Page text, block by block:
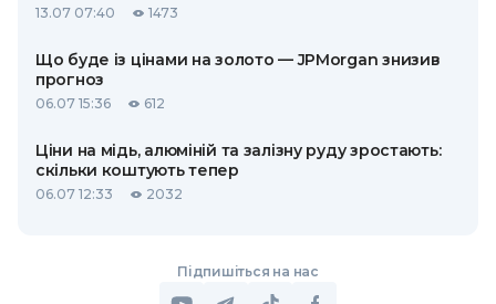
13.07 07:40 1473
Що буде із цінами на золото — JPMorgan знизив
прогноз
06.07 15:36 612
Ціни на мідь, алюміній та залізну руду зростають:
скільки коштують тепер
06.07 12:33 2032
Підпишіться на нас